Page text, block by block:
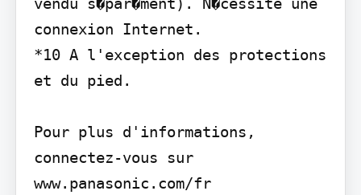
connexion Internet.
*10 A l'exception des protections
et du pied.
Pour plus d'informations,
connectez-vous sur
www.panasonic.com/fr